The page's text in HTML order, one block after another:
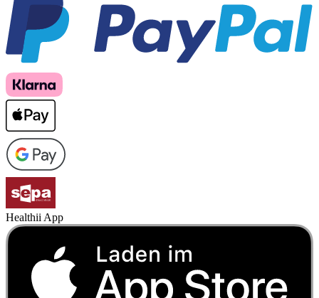
Healthii App